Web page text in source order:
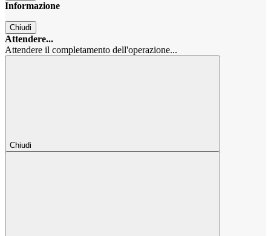
Informazione
Chiudi
Attendere...
Attendere il completamento dell'operazione...
Chiudi